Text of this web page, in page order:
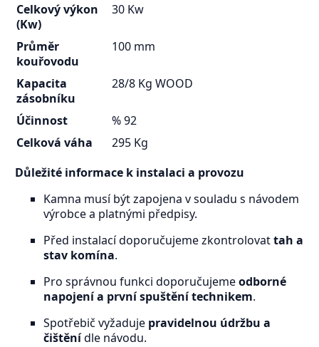
Celkový výkon
(Kw)
30 Kw
Průměr
kouřovodu
100 mm
Kapacita
zásobníku
28/8 Kg WOOD
Účinnost
% 92
Celková váha
295 Kg
Důležité informace k instalaci a provozu
Kamna musí být zapojena v souladu s návodem
výrobce a platnými předpisy.
Před instalací doporučujeme zkontrolovattah a
stav komína.
Pro správnou funkci doporučujemeodborné
napojení a první spuštění technikem.
Spotřebič vyžaduje pravidelnou údržbu a
čištěnídle návodu.